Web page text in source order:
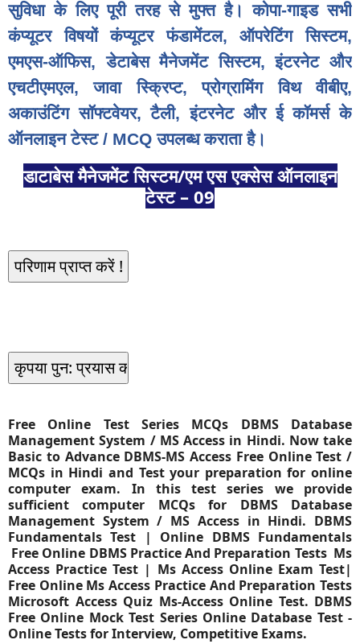
सुविधा के लिए पूरी तरह से मुफ्त है। कोपा-गाइड सभी
कंप्यूटर विषयों कंप्यूटर फंडामेंटल, ऑपरेटिंग सिस्टम,
एमएस-ऑफिस, डेटाबेस मैनेजमेंट सिस्टम, इंटरनेट और
एचटीएमएल, जावा स्क्रिप्ट, प्रोग्रामिंग विथ वीबीए,
अकाउंटिंग सॉफ्टवेयर, टैली, इंटरनेट और ई कॉमर्स के
ऑनलाइन टेस्ट / MCQ उपलब्ध कराता है।
डाटाबेस मैनेजमेंट सिस्टम/एम एस एक्सेस ऑनलाइन
टेस्ट – 09
Free Online Test Series MCQs DBMS Database
Management System / MS Access in Hindi. Now take
Basic to Advance DBMS-MS Access Free Online Test /
MCQs in Hindi and Test your preparation for online
computer exam. In this test series we provide
sufficient computer MCQs for DBMS Database
Management System / MS Access in Hindi. DBMS
Fundamentals Test | Online DBMSFundamentals
Free Online DBMSPractice And Preparation Tests Ms
Access Practice Test | Ms Access Online Exam Test|
Free Online Ms Access Practice And Preparation Tests
Microsoft Access Quiz Ms-Access Online Test. DBMS
Free Online Mock Test Series Online Database Test -
Online Tests for Interview, Competitive Exams.